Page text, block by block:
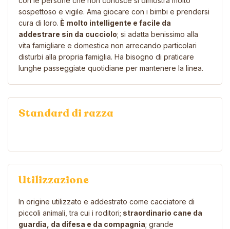
sospettoso e vigile. Ama giocare con i bimbi e prendersi
cura di loro. È molto intelligente e facile da
addestrare sin da cucciolo; si adatta benissimo alla
vita famigliare e domestica non arrecando particolari
disturbi alla propria famiglia. Ha bisogno di praticare
lunghe passeggiate quotidiane per mantenere la linea.
Standard di razza
Utilizzazione
In origine utilizzato e addestrato come cacciatore di
piccoli animali, tra cui i roditori; straordinario cane da
guardia, da difesa e da compagnia; grande